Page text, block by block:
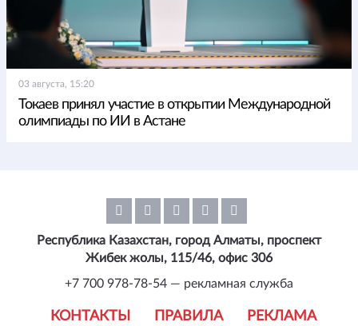
03 августа, 15:20
Токаев принял участие в открытии Международной
олимпиады по ИИ в Астане
КОНТАКТЫ ПРАВИЛА РЕКЛАМА
Республика Казахстан, город Алматы, проспект
Жибек жолы, 115/46, офис 306
+7 700 978-78-54 — рекламная служба